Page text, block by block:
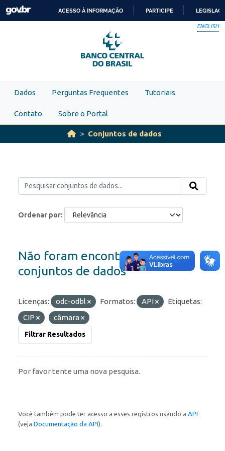
Skip to main content
PARA
O
CONTEÚDO
ACESSO À INFORMAÇÃO PARTICIPE
ENGLISH
Dados Perguntas Frequentes Tutoriais
Contato Sobre o Portal
Conjuntos de dados
Ordenar por
Não foram encontrados
conjuntos de dados
Licenças: odc-odbl Formatos: API
Etiquetas:
CIP
câmara
Filtrar Resultados
Por favor tente uma nova pesquisa.
Você também pode ter acesso a esses registros usando a API
(veja Documentação da API).